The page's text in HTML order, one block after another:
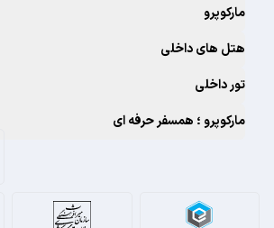
اقتصادی و بدون نگرانی داشته باشند.
تضمین پایین‌ترین قیمت، امکان
پرداخت کارمزد
هفته، مارکوپرو را به بهترین انتخاب
آپارتمان، اقامتگاه بومگردی، بوتیک
برای رزرو اینترنتی هتل دلخواهتان
مارکوپرو
هتل های داخلی
تور داخلی
مارکوپرو ؛ همسفر حرفه ای